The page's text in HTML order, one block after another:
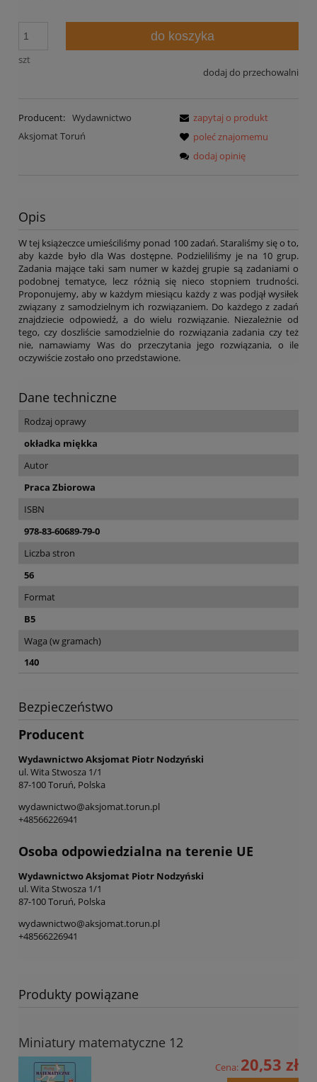
szt
do koszyka
dodaj do przechowalni
Producent: Wydawnictwo
Aksjomat Toruń
zapytaj o produkt
poleć znajomemu
dodaj opinię
Opis
W tej książeczce umieściliśmy ponad 100 zadań. Staraliśmy się o to,
aby każde było dla Was dostępne. Podzieliliśmy je na 10 grup.
Zadania mające taki sam numer w każdej grupie są zadaniami o
podobnej tematyce, lecz różnią się nieco stopniem trudności.
Proponujemy, aby w każdym miesiącu każdy z was podjął wysiłek
związany z samodzielnym ich rozwiązaniem. Do każdego z zadań
znajdziecie odpowiedź, a do wielu rozwiązanie. Niezależnie od
tego, czy doszliście samodzielnie do rozwiązania zadania czy też
nie, namawiamy Was do przeczytania jego rozwiązania, o ile
oczywiście zostało ono przedstawione.
Dane techniczne
Rodzaj oprawy
okładka miękka
Autor
Praca Zbiorowa
ISBN
978-83-60689-79-0
Liczba stron
56
Format
B5
Waga (w gramach)
140
Bezpieczeństwo
Producent
Wydawnictwo Aksjomat Piotr Nodzyński
ul. Wita Stwosza 1/1
87-100 Toruń, Polska
wydawnictwo@aksjomat.torun.pl
+48566226941
Osoba odpowiedzialna na terenie UE
Wydawnictwo Aksjomat Piotr Nodzyński
ul. Wita Stwosza 1/1
87-100 Toruń, Polska
wydawnictwo@aksjomat.torun.pl
+48566226941
Produkty powiązane
Miniatury matematyczne 12
Cena: 20,53 zł